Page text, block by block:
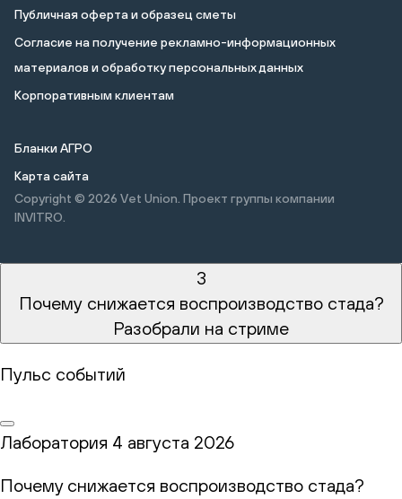
Публичная оферта и образец сметы
Cогласие на получение рекламно-информационных
материалов и обработку персональных данных
Корпоративным клиентам
Бланки АГРО
Карта сайта
Copyright © 2026 Vet Union. Проект группы компании
INVITRO.
3
Почему снижается воспроизводство стада?
Разобрали на стриме
Пульс событий
Лаборатория 4 августа 2026
Почему снижается воспроизводство стада?